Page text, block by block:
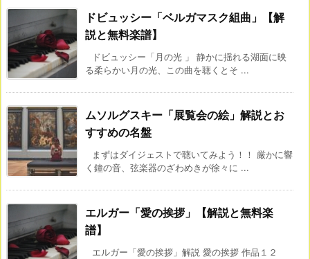
ドビュッシー「ベルガマスク組曲」【解
説と無料楽譜】
ドビュッシー「月の光 」 静かに揺れる湖面に映
る柔らかい月の光、この曲を聴くとそ ...
ムソルグスキー「展覧会の絵」解説とお
すすめの名盤
まずはダイジェストで聴いてみよう！！ 厳かに響
く鐘の音、弦楽器のざわめきが徐々に ...
エルガー「愛の挨拶」【解説と無料楽
譜】
エルガー「愛の挨拶」解説 愛の挨拶 作品１２